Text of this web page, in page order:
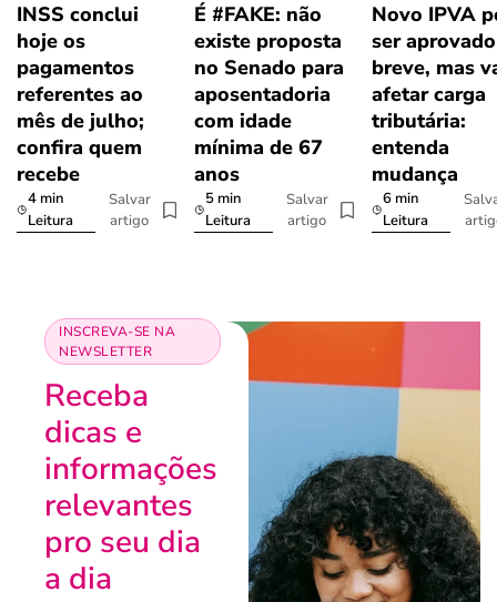
INSS conclui
hoje os
pagamentos
referentes ao
mês de julho;
confira quem
recebe
4 min
Leitura
Salvar
artigo
É #FAKE: não
existe proposta
no Senado para
aposentadoria
com idade
mínima de 67
anos
5 min
Leitura
Salvar
artigo
Novo IPVA
ser
breve, mas
afetar carga
tributária:
entenda
mudança
6 min
Leitura
INSCREVA-SE NA
NEWSLETTER
Receba
dicas e
informações
relevantes
pro seu dia
a dia